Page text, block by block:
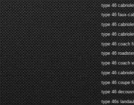
type 46
type 46 faux-
type 46
type 46
type 46 coach
type 46
type 46 coach
type 46
type 46 coupe
type 46
type 46s